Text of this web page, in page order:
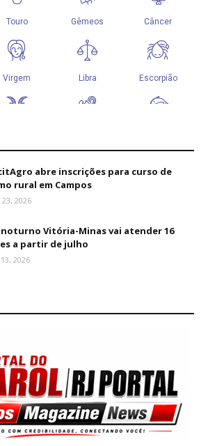
abre inscrições para curso de
rural em Campos
23, 2026
noturno Vitória-Minas vai atender 16
a partir de julho
2026